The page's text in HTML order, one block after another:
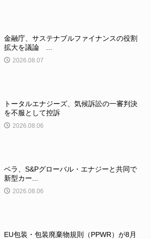
金融庁、サステナブルファイナンスの役割
拡大を議論 ...
2026.08.07
トータルエナジーズ、気候訴訟の一審判決
を不服として控訴
2026.08.06
ベラ、S&Pグローバル・エナジーと共同で
新型カー...
2026.08.06
EU包装・包装廃棄物規則（PPWR）が8月